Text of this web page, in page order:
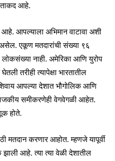
ताकद आहे.
आपल्याला अभिमान वाटावा अशी
असेल. एकूण मतदारांची संख्या ९६
नाही. अमेरिका आणि युरोप
तरीही त्यापेक्षा भारतातील
आपल्या देशात भौगोलिक आणि
समीकरणेही वेगवेगळी आहेत.
होते.
मतदान करणार आहोत. म्हणजे यापूर्वी
आहे. त्या त्या वेळी देशातील